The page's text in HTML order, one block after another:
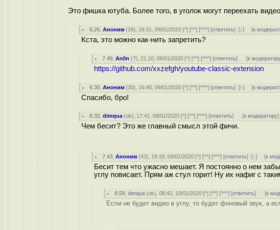
Это фишка ютуба. Более того, в уголок могут переехать
6.26 ,Аноним (26), 16:31, 09/01/2020 [^] [^^] [^^^] [ответить][↓] [к
Кста, это можно как-нить запретить?
7.49 ,An0n (?), 21:10, 09/01/2020 [^] [^^] [^^^] [ответить] [к
https://github.com/xxzefgh/youtube-classic-extension
6.30 ,Аноним (30), 16:40, 09/01/2020 [^] [^^] [^^^] [ответить][↑] [к
Спасибо, бро!
6.32 ,dimqua (ok), 17:41, 09/01/2020 [^] [^^] [^^^] [ответить] [к модератору]
Чем бесит? Это же главный смысл этой фичи.
7.43 ,Аноним (43), 19:18, 09/01/2020 [^] [^^] [^^^] [ответить][↓] [к
Бесит тем что ужасно мешает. Я постоянно о нем
углу повисает. Прям аж стул горит! Ну их нафиг с
8.59 ,dimqua (ok), 08:42, 10/01/2020 [^] [^^] [^^^] [ответить] [к
Если не будет видео в углу, то будет фоновый звук, а